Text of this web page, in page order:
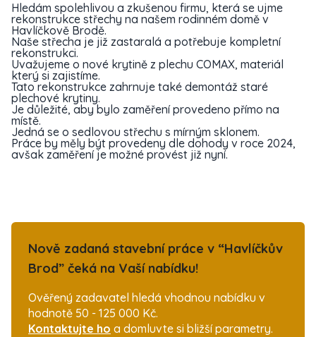
Hledám spolehlivou a zkušenou firmu, která se ujme
rekonstrukce střechy na našem rodinném domě v
Havlíčkově Brodě.
Naše střecha je již zastaralá a potřebuje kompletní
rekonstrukci.
Uvažujeme o nové krytině z plechu COMAX, materiál
který si zajistíme.
Tato rekonstrukce zahrnuje také demontáž staré
plechové krytiny.
Je důležité, aby bylo zaměření provedeno přímo na
místě.
Jedná se o sedlovou střechu s mírným sklonem.
Práce by měly být provedeny dle dohody v roce 2024,
avšak zaměření je možné provést již nyní.
Nově zadaná stavební práce v “Havlíčkův
Brod” čeká na Vaší nabídku!
Ověřený zadavatel hledá vhodnou nabídku v
hodnotě 50 - 125 000 Kč.
Kontaktujte ho a domluvte si bližší parametry.